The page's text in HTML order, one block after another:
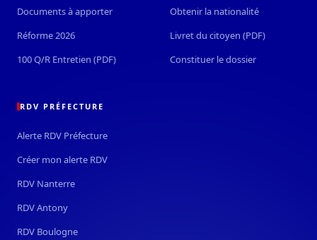
Documents à apporter
Réforme 2026
100 Q/R Entretien (PDF)
Obtenir la nationalité
Livret du citoyen (PDF)
Constituer le dossier
RDV PRÉFECTURE
Alerte RDV Préfecture
Créer mon alerte RDV
RDV Nanterre
RDV Antony
RDV Boulogne